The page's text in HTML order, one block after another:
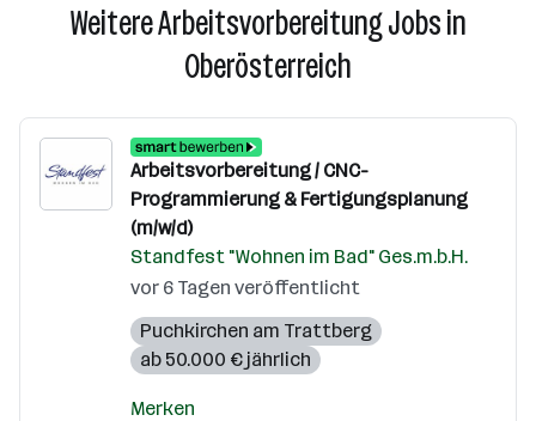
Weitere Arbeitsvorbereitung Jobs in
Oberösterreich
Arbeitsvorbereitung / CNC-
Programmierung & Fertigungsplanung
(m/w/d)
Standfest "Wohnen im Bad" Ges.m.b.H.
vor 6 Tagen veröffentlicht
Puchkirchen am Trattberg
ab 50.000 € jährlich
Merken